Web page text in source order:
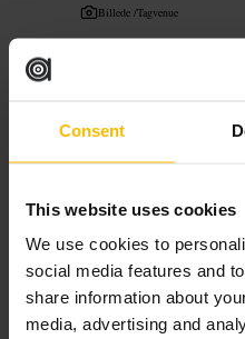
Consent
This website uses cookies
We use cookies to
social media features and
share information about
media, advertising and
Billede /Tagvenue
“Centralt lounge-sted
Velegnet til
# Cocktails #Natliv #Lounge
#Venneaften
Hvad du kan forvente